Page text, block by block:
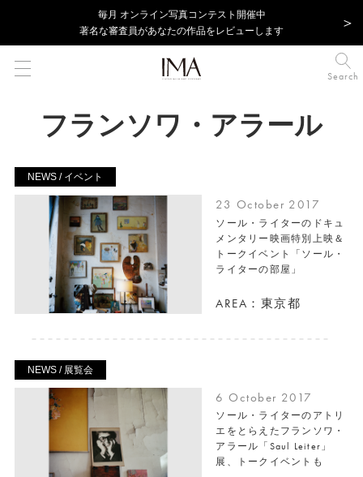
毎⽉ オンライン写真コンテスト開催中
著名な審査員があなたの作品をレビューします
Search
フランソワ・アラール
NEWS / イベント
23 October 2017
ソール・ライターのドキュ
メンタリー映画特別上映＆
トークイベント「ソール・
ライターの部屋」
AREA：東京都
NEWS / 展覧会
6 October 2017
ソール・ライターのアトリ
エをとらえたフランソワ・
アラール「Saul Leiter」
展、トークイベントも